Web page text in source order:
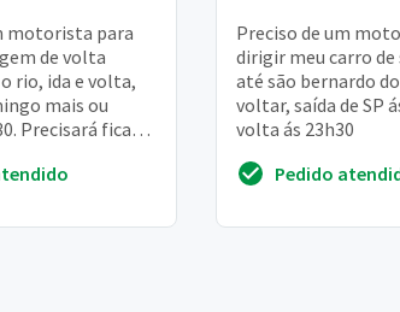
motorista para
de volta
rio, ida e volta,
mais ou
Precisará ficar
Preciso de um
dirigir meu carro de
até são bernardo
voltar, saída de SP
volta ás 23h30
Pedido